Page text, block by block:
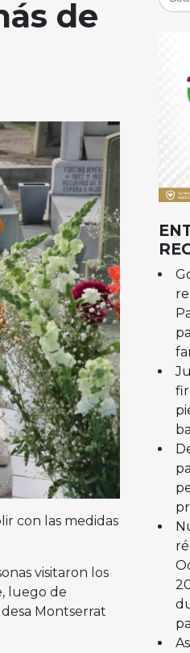
de
con las medidas
visitaron los
luego de
Montserrat